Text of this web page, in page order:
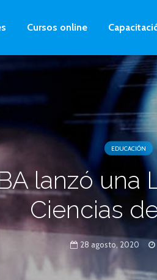
Cursos online
EDUCACIÓN
lanzó una
Ciencias
28 agosto, 2020